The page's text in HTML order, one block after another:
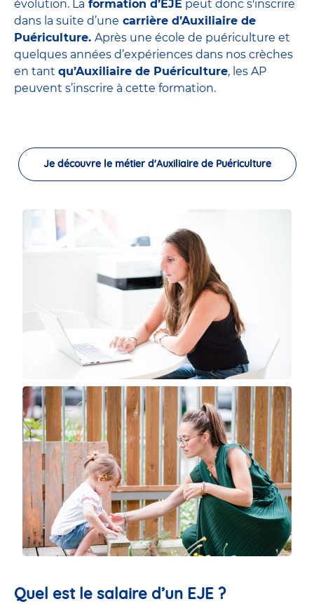
évolution. La formation d’EJE peut donc s'inscrire
dans la suite d’une carrière d’Auxiliaire de
Puériculture. Après une école de puériculture et
quelques années d’expériences dans nos crèches
en tant qu’Auxiliaire de Puériculture, les AP
peuvent s’inscrire à cette formation.
Je découvre le métier d'Auxiliaire de Puériculture
Quel est le salaire d’un EJE ?